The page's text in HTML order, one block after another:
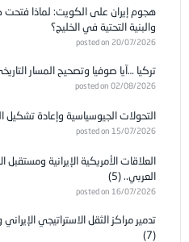
هجوم إيران على الكويت: لماذا فتحت
والبنية التحتية في الخليج؟
posted on 20/07/2026
تركيا …آيا صوفيا وتصحيح المسار
posted on 02/08/2026
التحولات الجيوسياسية وإعادة تشكيل
posted on 15/07/2026
العلاقات الأمريكية الإيرانية
العربي.. (5)
posted on 16/07/2026
تدمير مراكز الثقل الاستراتيجي
(7)